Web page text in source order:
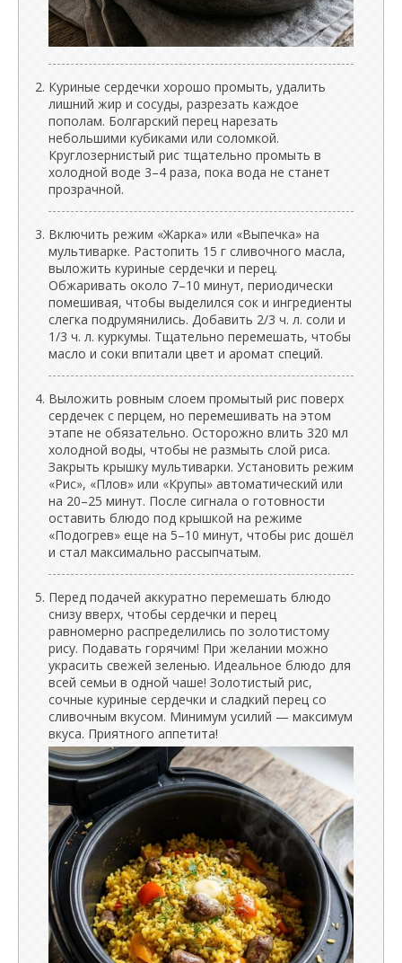
Куриные сердечки хорошо промыть, удалить
лишний жир и сосуды, разрезать каждое
пополам. Болгарский перец нарезать
небольшими кубиками или соломкой.
Круглозернистый рис тщательно промыть в
холодной воде 3–4 раза, пока вода не станет
прозрачной.
Включить режим «Жарка» или «Выпечка» на
мультиварке. Растопить 15 г сливочного масла,
выложить куриные сердечки и перец.
Обжаривать около 7–10 минут, периодически
помешивая, чтобы выделился сок и ингредиенты
слегка подрумянились. Добавить 2/3 ч. л. соли и
1/3 ч. л. куркумы. Тщательно перемешать, чтобы
масло и соки впитали цвет и аромат специй.
Выложить ровным слоем промытый рис поверх
сердечек с перцем, но перемешивать на этом
этапе не обязательно. Осторожно влить 320 мл
холодной воды, чтобы не размыть слой риса.
Закрыть крышку мультиварки. Установить режим
«Рис», «Плов» или «Крупы» автоматический или
на 20–25 минут. После сигнала о готовности
оставить блюдо под крышкой на режиме
«Подогрев» еще на 5–10 минут, чтобы рис дошёл
и стал максимально рассыпчатым.
Перед подачей аккуратно перемешать блюдо
снизу вверх, чтобы сердечки и перец
равномерно распределились по золотистому
рису. Подавать горячим! При желании можно
украсить свежей зеленью. Идеальное блюдо для
всей семьи в одной чаше! Золотистый рис,
сочные куриные сердечки и сладкий перец со
сливочным вкусом. Минимум усилий — максимум
вкуса. Приятного аппетита!